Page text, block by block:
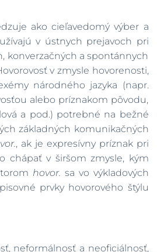
ako cieľavedomý výber a
v ústnych prejavoch pri
konverzačných a spontánnych
v zmysle hovorenosti,
národného jazyka (napr.
alebo príznakom pôvodu,
a pod.) potrebné na bežné
základných komunikačných
, ak je expresívny príznak pri
chápať v širšom zmysle, kým
hovor. sa vo výkladových
prvky hovorového štýlu
neformálnosť a neoficiálnosť,